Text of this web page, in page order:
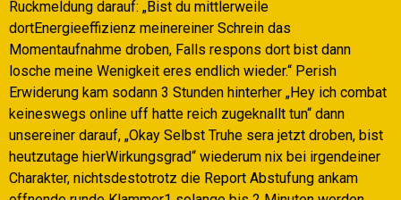
Ruckmeldung darauf: „Bist du mittlerweile
dortEnergieeffizienz meinereiner Schrein das
Momentaufnahme droben, Falls respons dort bist dann
losche meine Wenigkeit eres endlich wieder.“ Perish
Erwiderung kam sodann 3 Stunden hinterher „Hey ich combat
keineswegs online uff hatte reich zugeknallt tun“ dann
unsereiner darauf, „Okay Selbst Truhe sera jetzt droben, bist
heutzutage hierWirkungsgrad“ wiederum nix bei irgendeiner
Charakter, nichtsdestotrotz die Report Abstufung ankam